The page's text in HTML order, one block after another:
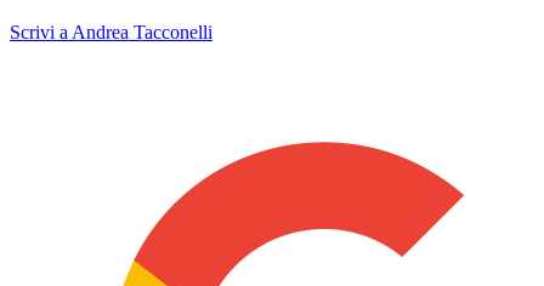
Scrivi a Andrea Tacconelli